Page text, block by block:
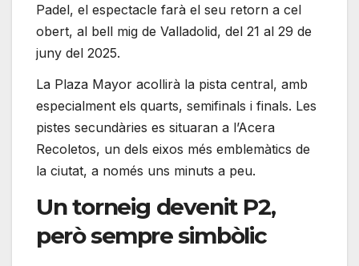
Padel, el espectacle farà el seu retorn a cel
obert, al bell mig de Valladolid, del 21 al 29 de
juny del 2025.
La Plaza Mayor acollirà la pista central, amb
especialment els quarts, semifinals i finals. Les
pistes secundàries es situaran a l’Acera
Recoletos, un dels eixos més emblemàtics de
la ciutat, a només uns minuts a peu.
Un torneig devenit P2,
però sempre simbòlic